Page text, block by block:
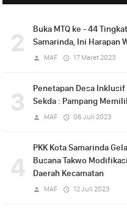
2
Buka MTQ ke - 44
Samarinda, Ini Harapan
MAF 17 Maret 2023
3
Penetapan Desa Inklusif
Sekda : Pampang
MAF 06 Juli 2023
4
PKK Kota Samarinda
Busana Takwo
Daerah Kecamatan
MAF 12 Juli 2023